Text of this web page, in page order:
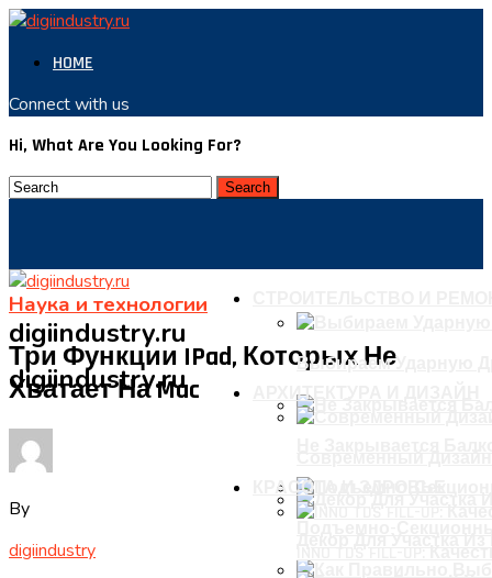
HOME
Connect with us
Hi, What Are You Looking For?
digiindustry.ru
digiindustry.ru
Выбираем Ударную
АРХИТЕКТУРА И ДИЗАЙН
КРАСОТА И ЗДРОВЬЕ
Наука и технологии
Три Функции IPad, Которых Не
Хватает На Mac
By
digiindustry